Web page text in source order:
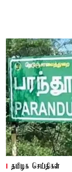
தமிழக செய்திகள்